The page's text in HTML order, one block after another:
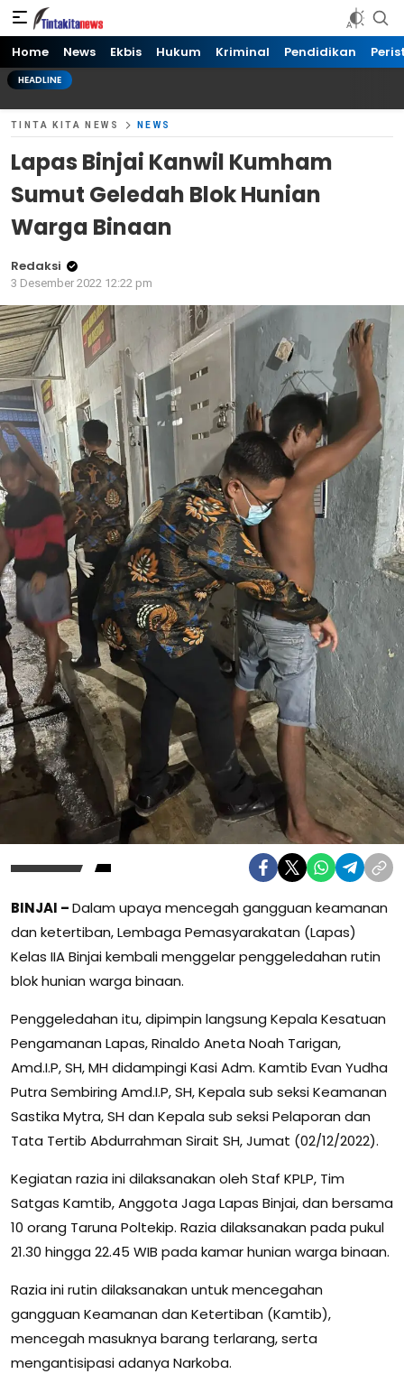
Tinta kita News
Informasi Terkini
Home News Ekbis Hukum Kriminal Pendidikan
HEADLINE
TINTA KITA NEWS NEWS
Lapas Binjai Kanwil Kumham
Sumut Geledah Blok Hunian
Warga Binaan
Redaksi
3 Desember 2022 12:22 pm
BINJAI –Dalam upaya mencegah gangguan keamanan
dan ketertiban, Lembaga Pemasyarakatan (Lapas)
Kelas IIA Binjai kembali menggelar penggeledahan rutin
blok hunian warga binaan.
Penggeledahan itu, dipimpin langsung Kepala Kesatuan
Pengamanan Lapas, Rinaldo Aneta Noah Tarigan,
Amd.I.P, SH, MH didampingi Kasi Adm. Kamtib Evan Yudha
Putra Sembiring Amd.I.P, SH, Kepala sub seksi Keamanan
Sastika Mytra, SH dan Kepala sub seksi Pelaporan dan
Tata Tertib Abdurrahman Sirait SH, Jumat (02/12/2022).
Kegiatan razia ini dilaksanakan oleh Staf KPLP, Tim
Satgas Kamtib, Anggota Jaga Lapas Binjai, dan bersama
10 orang Taruna Poltekip. Razia dilaksanakan pada pukul
21.30 hingga 22.45 WIB pada kamar hunian warga binaan.
Razia ini rutin dilaksanakan untuk mencegahan
gangguan Keamanan dan Ketertiban (Kamtib),
mencegah masuknya barang terlarang, serta
mengantisipasi adanya Narkoba.